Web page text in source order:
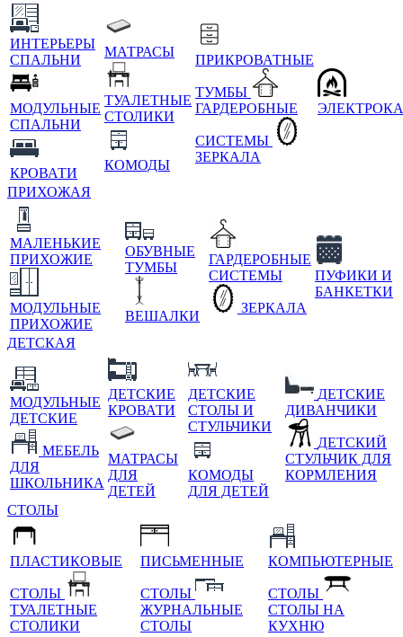
ИНТЕРЬЕРЫ
СПАЛЬНИ
МОДУЛЬНЫЕ
СПАЛЬНИ
КРОВАТИ
МАТРАСЫ
ТУАЛЕТНЫЕ
СТОЛИКИ
КОМОДЫ
ПРИКРОВАТНЫЕ
ТУМБЫ
ГАРДЕРОБНЫЕ
СИСТЕМЫ
ЗЕРКАЛА
ПРИХОЖАЯ
МАЛЕНЬКИЕ
ПРИХОЖИЕ
МОДУЛЬНЫЕ
ПРИХОЖИЕ
ОБУВНЫЕ
ТУМБЫ
ВЕШАЛКИ
ГАРДЕРОБНЫЕ
СИСТЕМЫ
ЗЕРКАЛА
ПУФИКИ И
БАНКЕТКИ
ДЕТСКАЯ
МОДУЛЬНЫЕ
ДЕТСКИЕ
МЕБЕЛЬ
ДЛЯ
ШКОЛЬНИКА
ДЕТСКИЕ
КРОВАТИ
МАТРАСЫ
ДЛЯ
ДЕТЕЙ
ДЕТСКИЕ
СТОЛЫ И
СТУЛЬЧИКИ
КОМОДЫ
ДЛЯ ДЕТЕЙ
ДЕТСКИЕ
ДИВАНЧИКИ
ДЕТСКИЙ
СТУЛЬЧИК ДЛЯ
КОРМЛЕНИЯ
СТОЛЫ
ПЛАСТИКОВЫЕ
СТОЛЫ
ТУАЛЕТНЫЕ
СТОЛИКИ
ПИСЬМЕННЫЕ
СТОЛЫ
ЖУРНАЛЬНЫЕ
СТОЛЫ
КОМПЬЮТЕРНЫЕ
СТОЛЫ
СТОЛЫ НА
КУХНЮ